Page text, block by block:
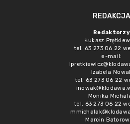
REDAKCJA
Redaktorzy
Łukasz
tel. 63 273 06 22
e-mail:
Izabela
tel. 63 273 06 22
Monika
tel. 63 273 06 22
Marcin